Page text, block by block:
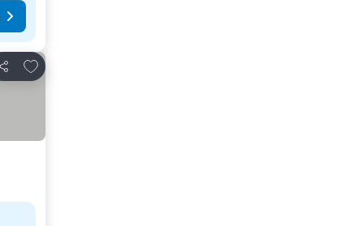
Teilen
Zu Favoriten hinzufügen